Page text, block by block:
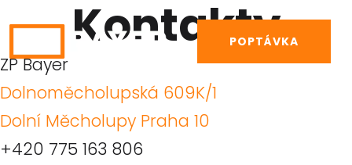
POPTÁVKA
Kontakty
ZP Bayer
Dolnoměcholupská 609K/1
Dolní Měcholupy Praha 10
+420 775 163 806